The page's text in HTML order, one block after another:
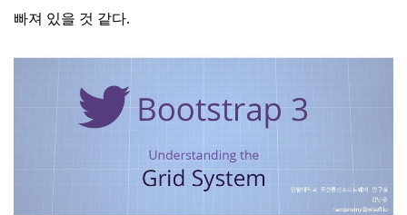
빠져 있을 것 같다.